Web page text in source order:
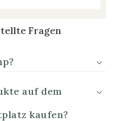
Fragen
auf dem
kaufen?